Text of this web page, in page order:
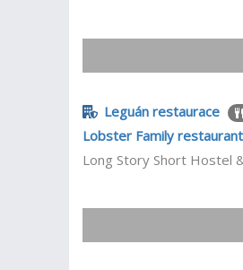
Leguán restaurace
Lobster Family restaurant
Long Story Short Hostel